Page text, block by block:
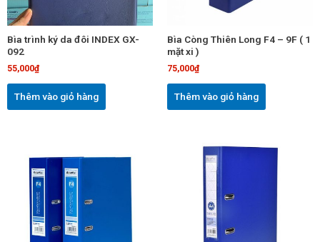
Bìa trình ký da đôi INDEX GX-
092
55,000₫
Thêm vào giỏ hàng
Bìa Còng Thiên Long F4 – 9F ( 1
mặt xi )
75,000₫
Thêm vào giỏ hàng
Sản
phẩm
nhiều